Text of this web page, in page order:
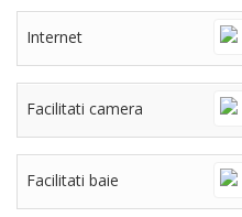
Internet
Facilitati camera
Facilitati baie